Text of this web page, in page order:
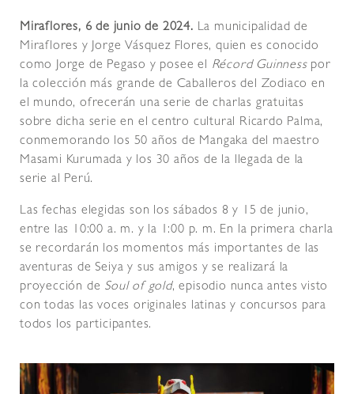
Miraflores, 6 de junio de 2024. La municipalidad de
Miraflores y Jorge Vásquez Flores, quien es conocido
como Jorge de Pegaso y posee el Récord Guinnesspor
la colección más grande de Caballeros del Zodiaco en
el mundo, ofrecerán una serie de charlas gratuitas
sobre dicha serie en el centro cultural Ricardo Palma,
conmemorando los 50 años de Mangaka del maestro
Masami Kurumada y los 30 años de la llegada de la
serie al Perú.
Las fechas elegidas son los sábados 8 y 15 de junio,
entre las 10:00 a. m. y la 1:00 p. m. En la primera charla
se recordarán los momentos más importantes de las
aventuras de Seiya y sus amigos y se realizará la
proyección de Soul of gold, episodio nunca antes visto
con todas las voces originales latinas y concursos para
todos los participantes.